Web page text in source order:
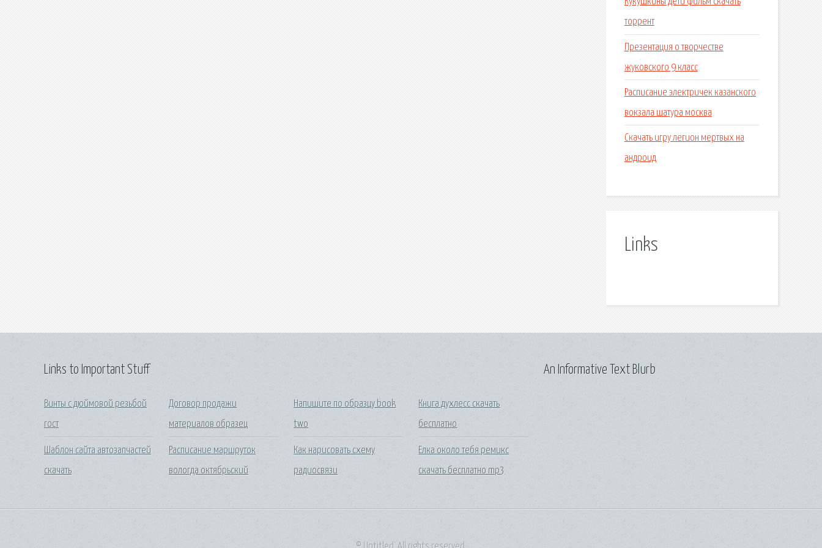
торрент
Презентация о творчестве
жуковского 9 класс
Расписание электричек казанского
вокзала шатура москва
Скачать игру легион мертвых на
андроид
Links
Links to Important Stuff
Винты с дюймовой резьбой
гост
Шаблон сайта автозапчастей
скачать
Договор продажи
материалов образец
Расписание маршруток
вологда октябрьский
Напишите по образцу book
two
Как нарисовать схему
радиосвязи
Книга духлесс скачать
бесплатно
Елка около тебя ремикс
скачать бесплатно mp3
An Informative Text Blurb